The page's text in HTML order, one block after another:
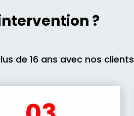
?
de 16 ans avec nos clients